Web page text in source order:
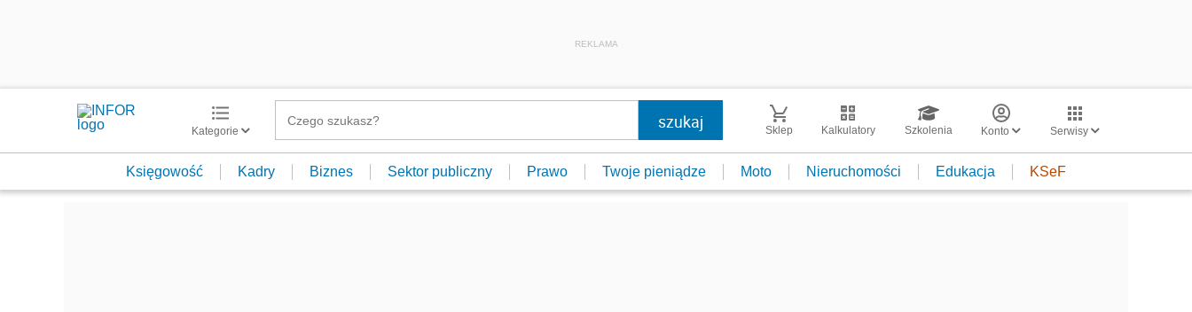
REKLAMA
Kategorie Sklep Kalkulatory Szkolenia Konto Serwisy
Księgowość Kadry Biznes Sektor publiczny Prawo Twoje pieniądze Moto Nieruchomości Edukacja KSeF